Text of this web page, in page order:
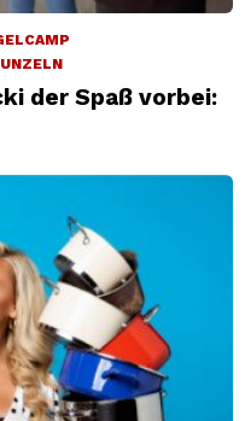
der Spaß vorbei: